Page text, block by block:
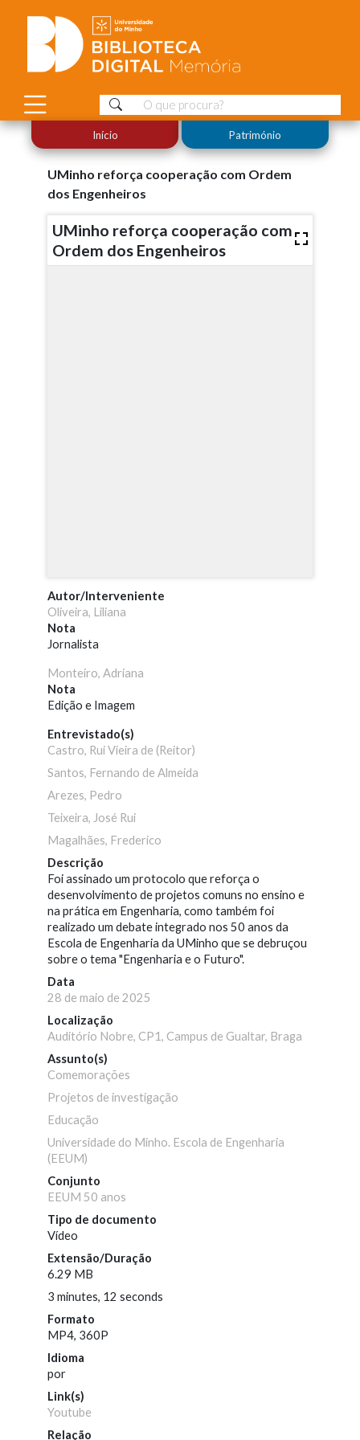
Início Património
UMinho reforça cooperação com Ordem
dos Engenheiros
UMinho reforça cooperação com
Ordem dos Engenheiros
Autor/Interveniente
Oliveira, Liliana
Nota
Jornalista
Monteiro, Adriana
Nota
Edição e Imagem
Entrevistado(s)
Castro, Rui Vieira de (Reitor)
Santos, Fernando de Almeida
Arezes, Pedro
Teixeira, José Rui
Magalhães, Frederico
Descrição
Foi assinado um protocolo que reforça o
desenvolvimento de projetos comuns no ensino e
na prática em Engenharia, como também foi
realizado um debate integrado nos 50 anos da
Escola de Engenharia da UMinho que se debruçou
sobre o tema "Engenharia e o Futuro".
Data
28 de maio de 2025
Localização
Auditório Nobre, CP1, Campus de Gualtar, Braga
Assunto(s)
Comemorações
Projetos de investigação
Educação
Universidade do Minho. Escola de Engenharia
(EEUM)
Conjunto
EEUM 50 anos
Tipo de documento
Vídeo
Extensão/Duração
6.29 MB
3 minutes, 12 seconds
Formato
MP4, 360P
Idioma
por
Link(s)
Youtube
Relação